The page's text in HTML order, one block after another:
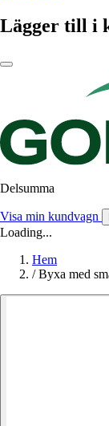
Lägger till i
Delsumma
Visa min kundvagn
Loading...
Hem
/ Byxa med